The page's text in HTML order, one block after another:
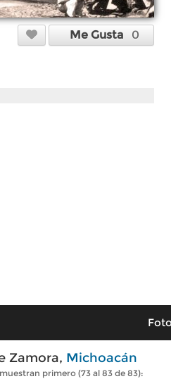
Me Gusta 0
Zamora, Michoacán
primero (73 al 83 de 83):